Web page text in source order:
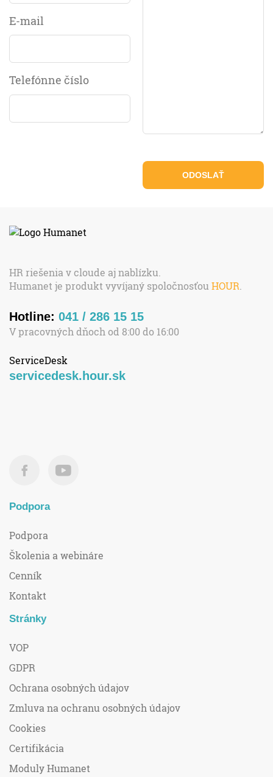
E-mail
Telefónne číslo
HR riešenia v cloude aj nablízku.
Humanet je produkt vyvíjaný spoločnosťou HOUR
Hotline: 041 / 286 15 15
V pracovných dňoch od 8:00 do 16:00
ServiceDesk
servicedesk.hour.sk
Podpora
Podpora
Školenia a webináre
Cenník
Kontakt
Stránky
VOP
GDPR
Ochrana osobných údajov
Zmluva na ochranu osobných údajov
Cookies
Certifikácia
Moduly Humanet